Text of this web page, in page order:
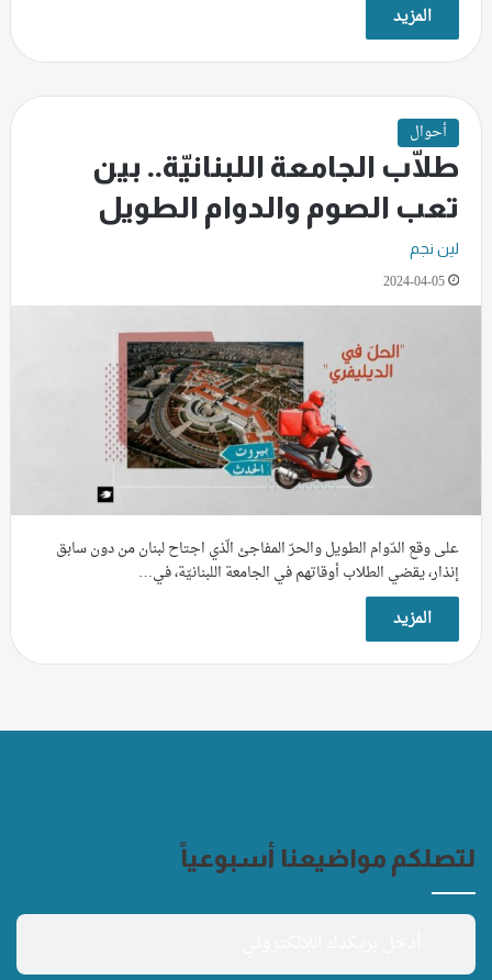
المزيد
أحوال
طلّاب الجامعة اللبنانيّة.. بين
تعب الصوم والدوام الطويل
لين نجم
2024-04-05
على وقع الدّوام الطويل والحرّ المفاجئ الّذي اجتاح لبنان من دون سابق
إنذار، يقضي الطلاب أوقاتهم في الجامعة اللبنانيّة، في…
المزيد
لتصلكم مواضيعنا أسبوعياً